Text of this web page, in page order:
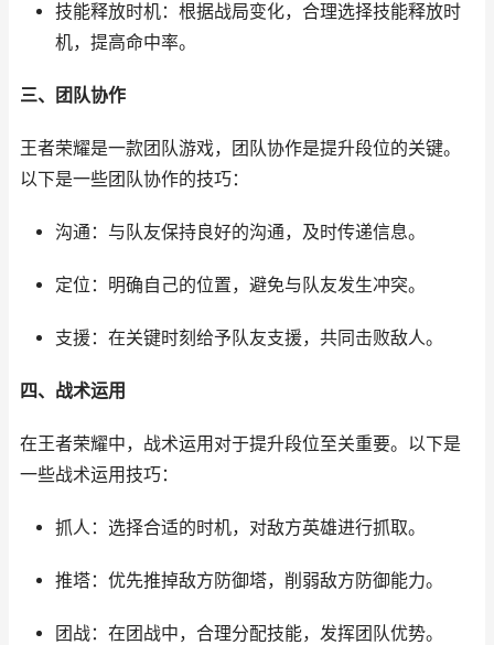
技能释放时机：根据战局变化，合理选择技能释放时
机，提高命中率。
三、团队协作
王者荣耀是一款团队游戏，团队协作是提升段位的关键。
以下是一些团队协作的技巧：
沟通：与队友保持良好的沟通，及时传递信息。
定位：明确自己的位置，避免与队友发生冲突。
支援：在关键时刻给予队友支援，共同击败敌人。
四、战术运用
在王者荣耀中，战术运用对于提升段位至关重要。以下是
一些战术运用技巧：
抓人：选择合适的时机，对敌方英雄进行抓取。
推塔：优先推掉敌方防御塔，削弱敌方防御能力。
团战：在团战中，合理分配技能，发挥团队优势。